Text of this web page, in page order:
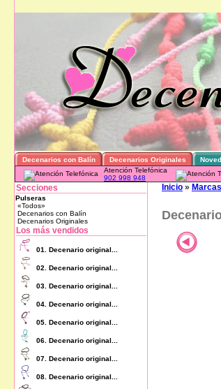
Decenarios con Balín Decenarios Originales
Atención Telefónica
902 998 948
Secciones
Pulseras
«Todos»
Decenarios con Balín
Decenarios Originales
Los más vendidos
01. Decenario original...
02. Decenario original...
03. Decenario original...
04. Decenario original...
05. Decenario original...
06. Decenario original...
07. Decenario original...
08. Decenario original...
Inicio » Marcas